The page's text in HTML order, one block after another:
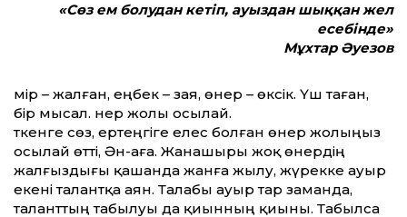
«Сөз ем болудан кетіп, ауыздан шыққан жел
есебінде»
Мұхтар Әуезов
Өмір – жалған, еңбек – зая, өнер – өксік. Үш таған,
бір мысал. Өнер жолы осылай.
Өткенге сөз, ертеңгіге елес болған өнер жолыңыз
осылай өт­ті, Ән-аға. Жанашыры жоқ өнердің
жалғыздығы қашанда жанға жылу, жүрекке ауыр
екені талантқа аян. Талабы ауыр тар заманда,
талант­тың табылуы да қиынның қиыны. Табылса